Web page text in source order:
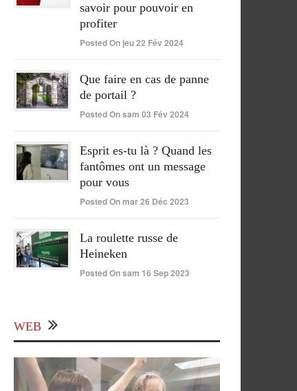
savoir pour pouvoir en
profiter
Posted On jeu 22 Fév 2024
Que faire en cas de panne
de portail ?
Posted On sam 03 Fév 2024
Esprit es-tu là ? Quand les
fantômes ont un message
pour vous
Posted On mar 26 Déc 2023
La roulette russe de
Heineken
Posted On sam 16 Sep 2023
WEB